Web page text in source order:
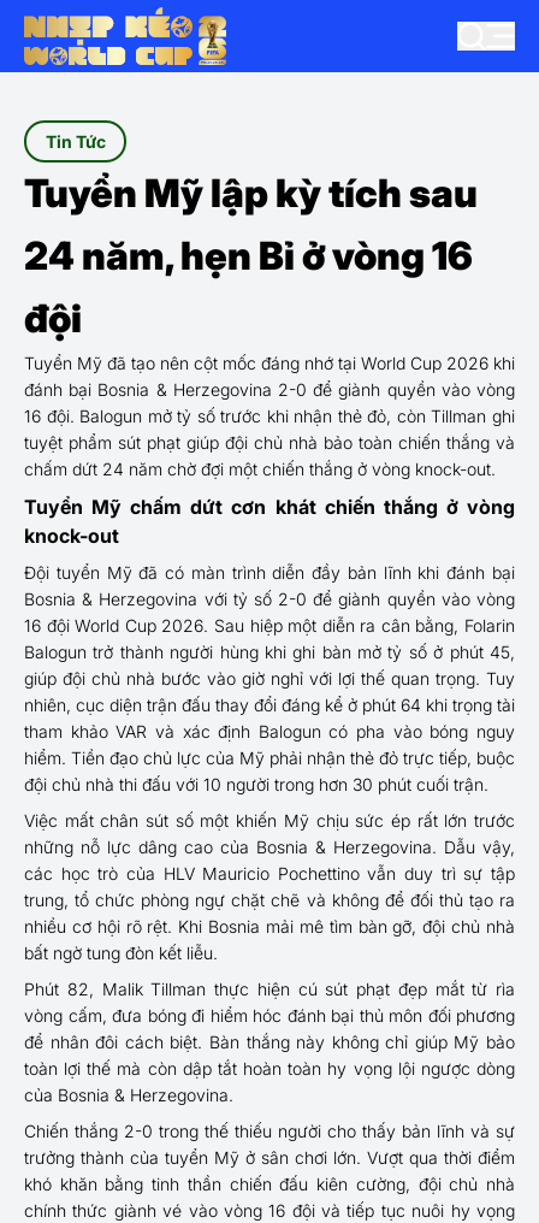
Tin Tức
Tuyển Mỹ lập kỳ tích sau
24 năm, hẹn Bỉ ở vòng 16
đội
Tuyển Mỹ đã tạo nên cột mốc đáng nhớ tại World Cup 2026 khi
đánh bại Bosnia & Herzegovina 2-0 để giành quyền vào vòng
16 đội. Balogun mở tỷ số trước khi nhận thẻ đỏ, còn Tillman ghi
tuyệt phẩm sút phạt giúp đội chủ nhà bảo toàn chiến thắng và
chấm dứt 24 năm chờ đợi một chiến thắng ở vòng knock-out.
Tuyển Mỹ chấm dứt cơn khát chiến thắng ở vòng
knock-out
Đội tuyển Mỹ đã có màn trình diễn đầy bản lĩnh khi đánh bại
Bosnia & Herzegovina với tỷ số 2-0 để giành quyền vào vòng
16 đội World Cup 2026. Sau hiệp một diễn ra cân bằng, Folarin
Balogun trở thành người hùng khi ghi bàn mở tỷ số ở phút 45,
giúp đội chủ nhà bước vào giờ nghỉ với lợi thế quan trọng. Tuy
nhiên, cục diện trận đấu thay đổi đáng kể ở phút 64 khi trọng tài
tham khảo VAR và xác định Balogun có pha vào bóng nguy
hiểm. Tiền đạo chủ lực của Mỹ phải nhận thẻ đỏ trực tiếp, buộc
đội chủ nhà thi đấu với 10 người trong hơn 30 phút cuối trận.
Việc mất chân sút số một khiến Mỹ chịu sức ép rất lớn trước
những nỗ lực dâng cao của Bosnia & Herzegovina. Dẫu vậy,
các học trò của HLV Mauricio Pochettino vẫn duy trì sự tập
trung, tổ chức phòng ngự chặt chẽ và không để đối thủ tạo ra
nhiều cơ hội rõ rệt. Khi Bosnia mải mê tìm bàn gỡ, đội chủ nhà
bất ngờ tung đòn kết liễu.
Phút 82, Malik Tillman thực hiện cú sút phạt đẹp mắt từ rìa
vòng cấm, đưa bóng đi hiểm hóc đánh bại thủ môn đối phương
để nhân đôi cách biệt. Bàn thắng này không chỉ giúp Mỹ bảo
toàn lợi thế mà còn dập tắt hoàn toàn hy vọng lội ngược dòng
của Bosnia & Herzegovina.
Chiến thắng 2-0 trong thế thiếu người cho thấy bản lĩnh và sự
trưởng thành của tuyển Mỹ ở sân chơi lớn. Vượt qua thời điểm
khó khăn bằng tinh thần chiến đấu kiên cường, đội chủ nhà
chính thức giành vé vào vòng 16 đội và tiếp tục nuôi hy vọng